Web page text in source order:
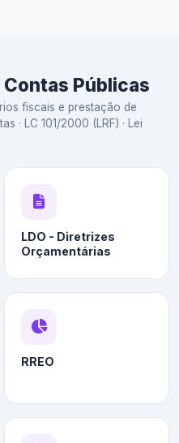
Públicas
fiscais e prestação de
· LC 101/2000 (LRF) · Lei
LDO - Diretrizes
Orçamentárias
RREO